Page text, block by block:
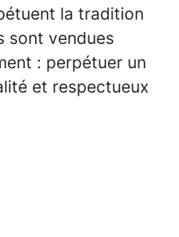
la tradition
sont vendues
: perpétuer un
et respectueux